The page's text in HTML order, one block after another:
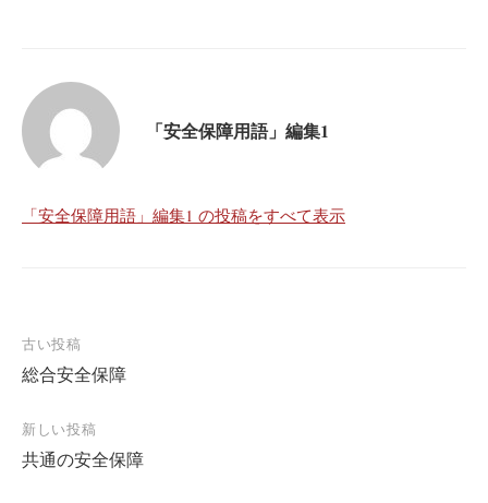
「安全保障用語」編集1
「安全保障用語」編集1 の投稿をすべて表示
投
稿
ナ
ビ
ゲ
古い投稿
総合安全保障
新しい投稿
共通の安全保障